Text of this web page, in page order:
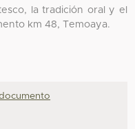
la tradición oral y el
km 48, Temoaya.